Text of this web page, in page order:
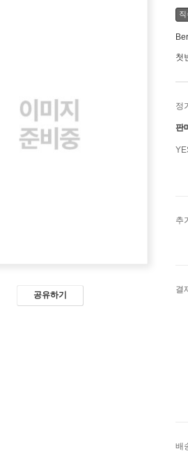
공유하기
첫
정
판
추
결
배